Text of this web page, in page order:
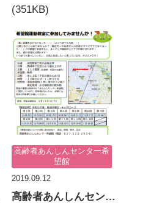
(351KB)
高齢者あんしんセンター希
望館
2019.09.12
高齢者あんしんセンター希望館たより 9月1日号